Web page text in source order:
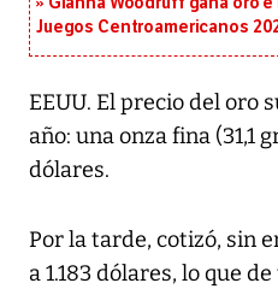
Juegos Centroamericanos
EEUU. El precio del oro
año: una onza fina (31,1
dólares.
Por la tarde, cotizó, sin
a 1.183 dólares, lo que